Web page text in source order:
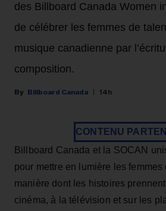
des Billboard Canada Women
de célébrer les femmes de
musique canadienne par
composition.
Billboard Canada 14h
CONTENU
Billboard Canada et la SOCAN
pour mettre en lumière les
manière dont les histoires
cinéma, à la télévision et sur les